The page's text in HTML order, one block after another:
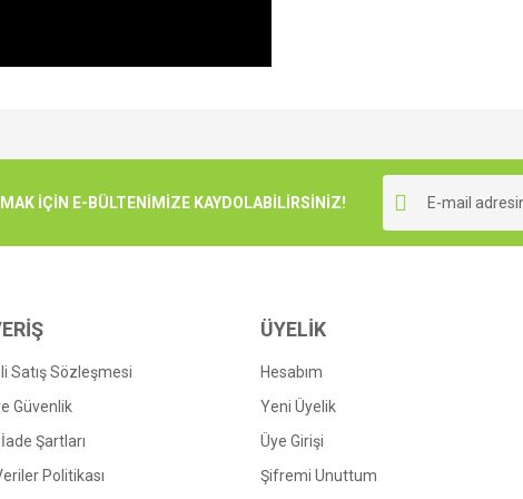
Gönder
İÇİN E-BÜLTENİMİZE KAYDOLABİLİRSİNİZ!
Satış Sözleşmesi
Güvenlik
Şartları
Politikası
ÜYELİK
Hesabım
Yeni Üyelik
Üye Girişi
Şifremi Unuttum